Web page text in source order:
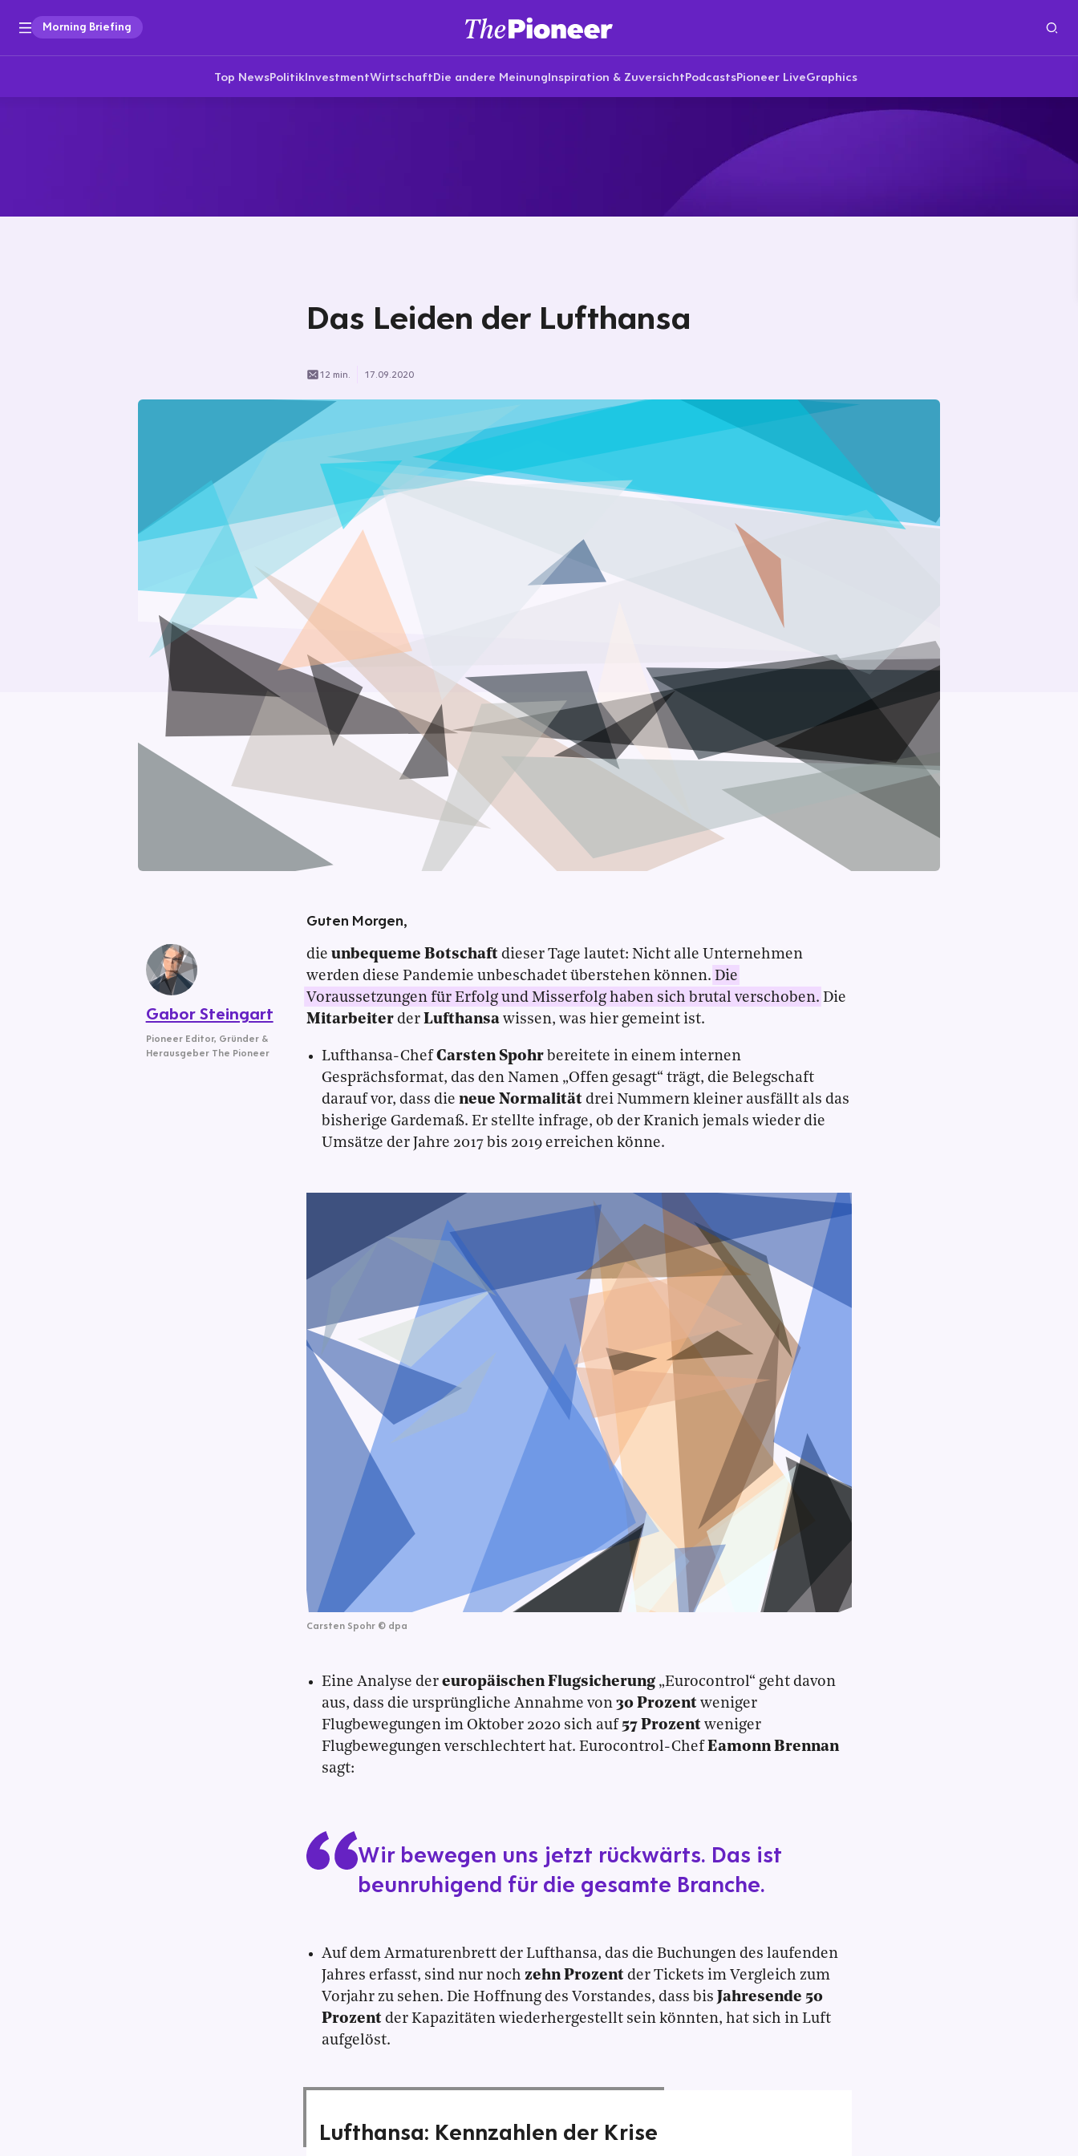
Morning Briefing
Top NewsPolitikInvestmentWirtschaftDie andere MeinungInspiration & ZuversichtPodcastsPioneer LiveGraphics
Das Leiden der Lufthansa
12 min. 17.09.2020
Guten Morgen,
die unbequeme Botschaft dieser Tage lautet: Nicht alle Unternehmen
werden diese Pandemie unbeschadet überstehen können. Die
Voraussetzungen für Erfolg und Misserfolg haben sich brutal verschoben. Die
Mitarbeiter der Lufthansa wissen, was hier gemeint ist.
Lufthansa-Chef Carsten Spohr bereitete in einem internen
Gesprächsformat, das den Namen „Offen gesagt“ trägt, die Belegschaft
darauf vor, dass die neue Normalität drei Nummern kleiner ausfällt als das
bisherige Gardemaß. Er stellte infrage, ob der Kranich jemals wieder die
Umsätze der Jahre 2017 bis 2019 erreichen könne.
Carsten Spohr © dpa
Eine Analyse der europäischen Flugsicherung „Eurocontrol“ geht davon
aus, dass die ursprüngliche Annahme von 30 Prozent weniger
Flugbewegungen im Oktober 2020 sich auf 57 Prozent weniger
Flugbewegungen verschlechtert hat. Eurocontrol-Chef Eamonn Brennan
sagt:
Wir bewegen uns jetzt rückwärts. Das ist
beunruhigend für die gesamte Branche.
Auf dem Armaturenbrett der Lufthansa, das die Buchungen des laufenden
Jahres erfasst, sind nur noch zehn Prozent der Tickets im Vergleich zum
Vorjahr zu sehen. Die Hoffnung des Vorstandes, dass bis Jahresende 50
Prozent der Kapazitäten wiederhergestellt sein könnten, hat sich in Luft
aufgelöst.
Lufthansa: Kennzahlen der Krise
Gabor Steingart
Pioneer Editor, Gründer &
Herausgeber The Pioneer